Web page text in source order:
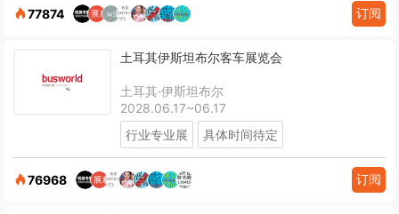
77874 订阅
土耳其伊斯坦布尔客车展览会
土耳其·伊斯坦布尔
2028.06.17~06.17
行业专业展
具体时间待定
76968 订阅